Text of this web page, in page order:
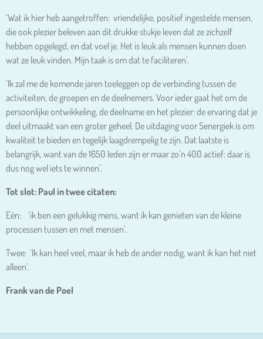
‘Wat ik hier heb aangetroffen: vriendelijke, positief ingestelde mensen,
die ook plezier beleven aan dit drukke stukje leven dat ze zichzelf
hebben opgelegd, en dat voel je. Het is leuk als mensen kunnen doen
wat ze leuk vinden. Mijn taak is om dat te faciliteren’.
‘Ik zal me de komende jaren toeleggen op de verbinding tussen de
activiteiten, de groepen en de deelnemers. Voor ieder gaat het om de
persoonlijke ontwikkeling, de deelname en het plezier: de ervaring dat je
deel uitmaakt van een groter geheel. De uitdaging voor Senergiek is om
kwaliteit te bieden en tegelijk laagdrempelig te zijn. Dat laatste is
belangrijk, want van de 1650 leden zijn er maar zo’n 400 actief: daar is
dus nog wel iets te winnen’.
Tot slot: Paul in twee citaten:
Eén: ‘ik ben een gelukkig mens, want ik kan genieten van de kleine
processen tussen en met mensen’.
Twee: ‘Ik kan heel veel, maar ik heb de ander nodig, want ik kan het niet
alleen’.
Frank van de Poel